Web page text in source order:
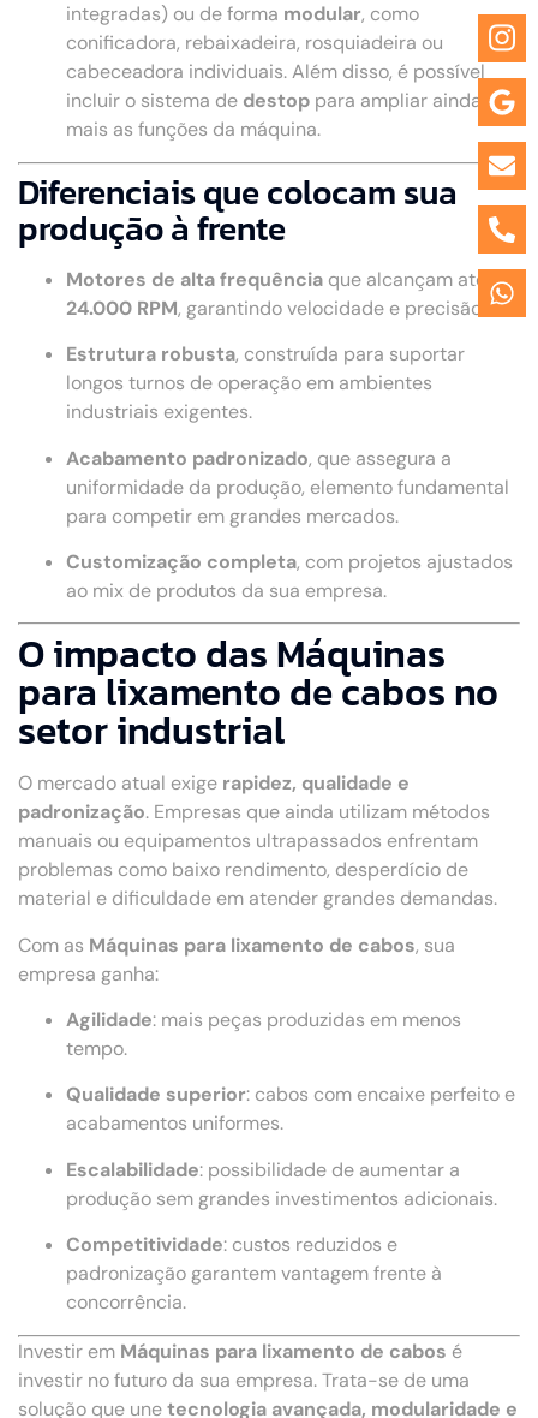
integradas) ou de forma modular, como
conificadora, rebaixadeira, rosquiadeira ou
cabeceadora individuais. Além disso, é possível
incluir o sistema de destop para ampliar ainda
mais as funções da máquina.
Diferenciais que colocam sua
produção à frente
Motores de alta frequência que alcançam até
24.000 RPM, garantindo velocidade e precisão.
Estrutura robusta, construída para suportar
longos turnos de operação em ambientes
industriais exigentes.
Acabamento padronizado, que assegura a
uniformidade da produção, elemento fundamental
para competir em grandes mercados.
Customização completa, com projetos ajustados
ao mix de produtos da sua empresa.
O impacto das Máquinas
para lixamento de cabos no
setor industrial
O mercado atual exige rapidez, qualidade e
padronização. Empresas que ainda utilizam métodos
manuais ou equipamentos ultrapassados enfrentam
problemas como baixo rendimento, desperdício de
material e dificuldade em atender grandes demandas.
Com as Máquinas para lixamento de cabos, sua
empresa ganha:
Agilidade: mais peças produzidas em menos
tempo.
Qualidade superior: cabos com encaixe perfeito e
acabamentos uniformes.
Escalabilidade: possibilidade de aumentar a
produção sem grandes investimentos adicionais.
Competitividade: custos reduzidos e
padronização garantem vantagem frente à
concorrência.
Investir em Máquinas para lixamento de cabos é
investir no futuro da sua empresa. Trata-se de uma
solução que unetecnologia avançada, modularidade e